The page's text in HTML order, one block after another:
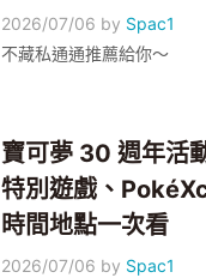
2026/07/06 by Spac1
不藏私通通推薦給你～
寶可夢 30 週年活
特別遊戲、
時間地點一次看
2026/07/06 by Spac1